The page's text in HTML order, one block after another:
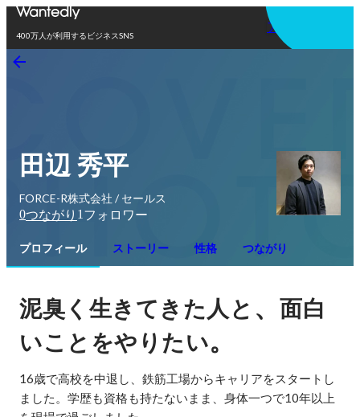
400万人が利用するビジネスSNS
アプリを使う
田辺 秀平
FORCE-R株式会社 / セールス
0つながり 1 フォロワー
プロフィール ストーリー 性格 つながり
泥臭く生きてきた人と 、面白
いことをやりたい。
16歳で高校を中退し、鉄筋工場からキャリアをスタートし
ました。学歴も資格も持たないまま、身体一つで10年以上